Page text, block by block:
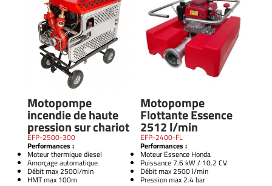
Motopompe
incendie de haute
pression sur chariot
EFP-2500-300
Performances :
Moteur thermique diesel
Amorçage automatique
Débit max 2500l/min
HMT max 100m
Motopompe
Flottante Essence
2512 l/min
EFP-2400-FL
Performances :
Moteur Essence Honda
Puissance 7.6 kW / 10.2 CV
Débit max 2500 l/min
Pression max 2.4 bar